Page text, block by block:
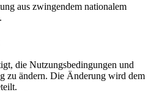
aus zwingendem nationalem
die Nutzungsbedingungen und
zu ändern. Die Änderung wird dem